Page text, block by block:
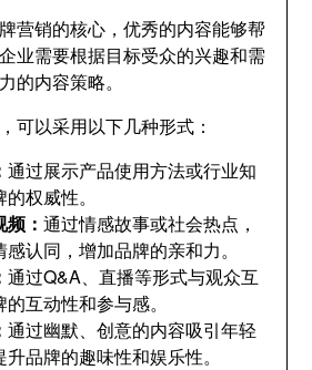
营销的核心，优秀的内容能够帮
业需要根据目标受众的兴趣和需
的内容策略。
可以采用以下几种形式：
通过展示产品使用方法或行业知
权威性。
频：通过情感故事或社会热点，
认同，增加品牌的亲和力。
通过Q&A、直播等形式与观众互
互动性和参与感。
通过幽默、创意的内容吸引年轻
品牌的趣味性和娱乐性。